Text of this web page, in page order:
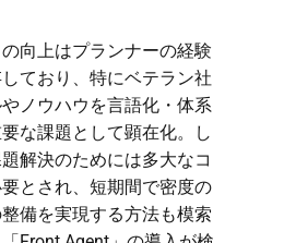
向上はプランナーの経験
ており、特にベテラン社
ノウハウを言語化・体系
な課題として顕在化。し
解決のためには多大なコ
とされ、短期間で密度の
備を実現する方法も模索